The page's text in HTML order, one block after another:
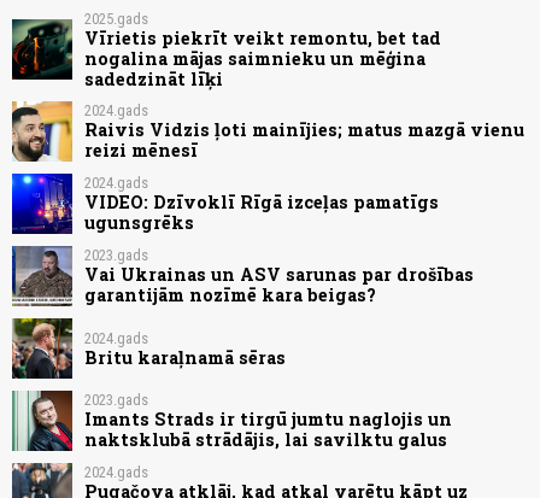
2025.gads
Vīrietis piekrīt veikt remontu, bet tad
nogalina mājas saimnieku un mēģina
sadedzināt līķi
2024.gads
Raivis Vidzis ļoti mainījies; matus mazgā vienu
reizi mēnesī
2024.gads
VIDEO: Dzīvoklī Rīgā izceļas pamatīgs
ugunsgrēks
2023.gads
Vai Ukrainas un ASV sarunas par drošības
garantijām nozīmē kara beigas?
2024.gads
Britu karaļnamā sēras
2023.gads
Imants Strads ir tirgū jumtu naglojis un
naktsklubā strādājis, lai savilktu galus
2024.gads
Pugačova atklāj, kad atkal varētu kāpt uz